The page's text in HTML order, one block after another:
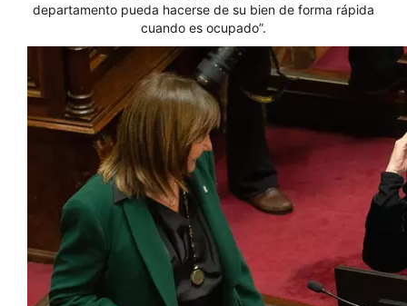
departamento pueda hacerse de su bien de forma rápida
cuando es ocupado”.